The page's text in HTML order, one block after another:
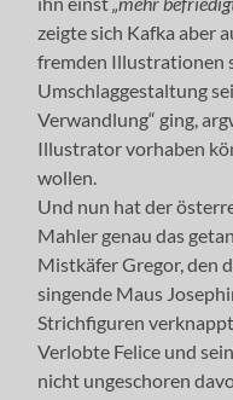
zeigte sich Kafka aber
fremden Illustrationen
Umschlaggestaltung
Verwandlung“ ging,
Illustrator vorhaben
wollen.
Und nun hat der
Mahler genau das
Mistkäfer Gregor, den
singende Maus
Strichfiguren
Verlobte Felice und
nicht ungeschoren